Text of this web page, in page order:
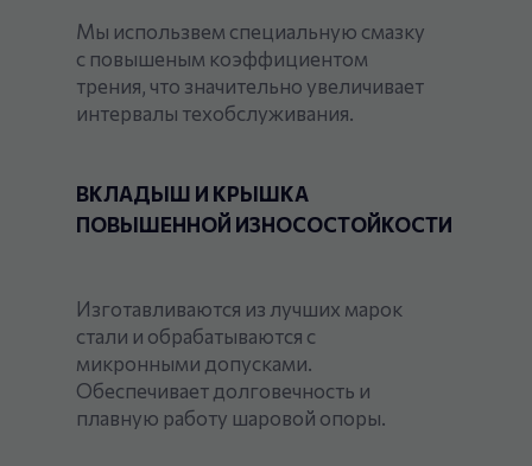
Мы использвем специальную смазку
с повышеным коэффициентом
трения, что значительно увеличивает
интервалы техобслуживания.
ВКЛАДЫШ И КРЫШКА
ПОВЫШЕННОЙ ИЗНОСОСТОЙКОСТИ
Изготавливаются из лучших марок
стали и обрабатываются с
микронными допусками.
Обеспечивает долговечность и
плавную работу шаровой опоры.